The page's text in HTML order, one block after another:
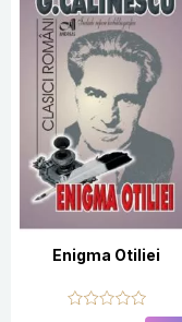
Enigma Otiliei